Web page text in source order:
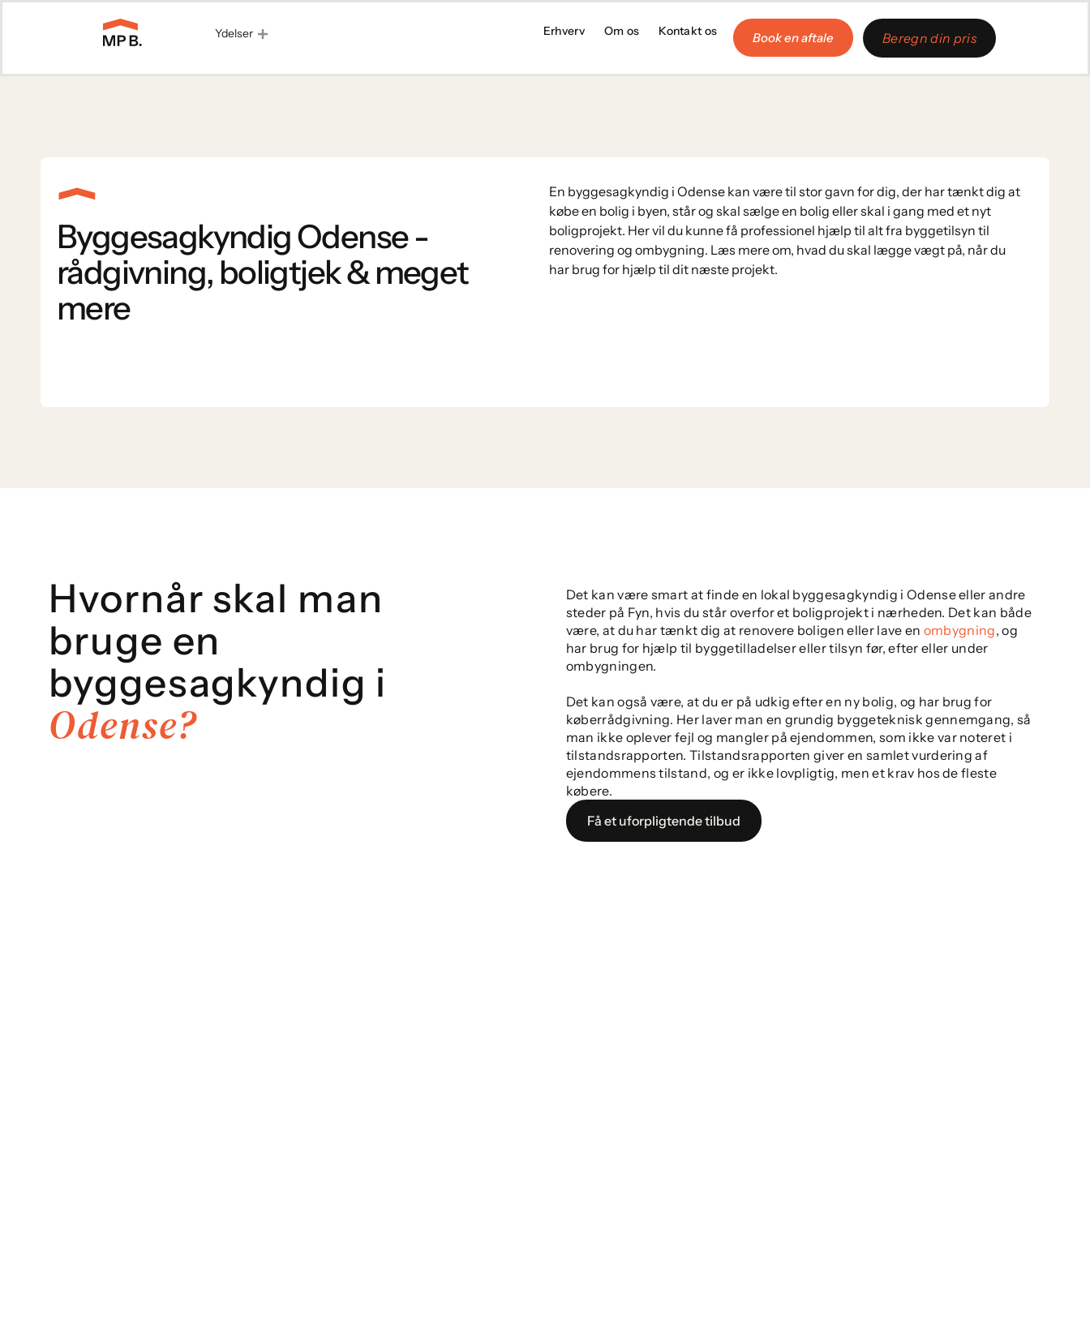
Ydelser Erhverv Om os Kontakt os Book en aftale Beregn din pris
Byggesagkyndig Odense -
rådgivning, boligtjek & meget
mere
En byggesagkyndig i Odense kan være til stor gavn for dig, der har tænkt dig at
købe en bolig i byen, står og skal sælge en bolig eller skal i gang med et nyt
boligprojekt. Her vil du kunne få professionel hjælp til alt fra byggetilsyn til
renovering og ombygning. Læs mere om, hvad du skal lægge vægt på, når du
har brug for hjælp til dit næste projekt.
Hvornår skal man
bruge en
byggesagkyndig i
Odense?
Det kan være smart at finde en lokal byggesagkyndig i Odense eller andre
steder på Fyn, hvis du står overfor et boligprojekt i nærheden. Det kan både
være, at du har tænkt dig at renovere boligen eller lave en ombygning, og
har brug for hjælp til byggetilladelser eller tilsyn før, efter eller under
ombygningen.
Det kan også være, at du er på udkig efter en ny bolig, og har brug for
køberrådgivning. Her laver man en grundig byggeteknisk gennemgang, så
man ikke oplever fejl og mangler på ejendommen, som ikke var noteret i
tilstandsrapporten. Tilstandsrapporten giver en samlet vurdering af
ejendommens tilstand, og er ikke lovpligtig, men et krav hos de fleste
købere.
Få et uforpligtende tilbud